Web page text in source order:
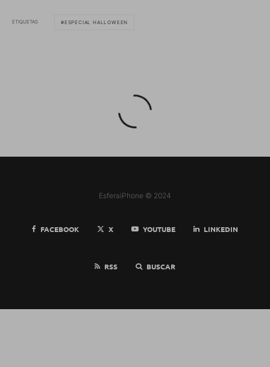
ETIQUETAS ESPECIAL HALLOWEEN
EsferaiPhone © 2024
FACEBOOK X YOUTUBE LINKEDIN
RSS BUSCAR